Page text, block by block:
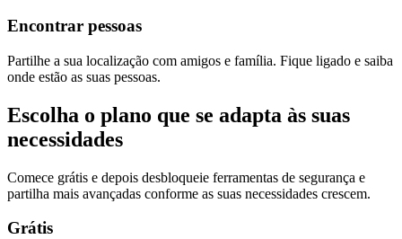
Encontrar pessoas
Partilhe a sua localização com amigos e família. Fique ligado e saiba
onde estão as suas pessoas.
Escolha o plano que se adapta às suas
necessidades
Comece grátis e depois desbloqueie ferramentas de segurança e
partilha mais avançadas conforme as suas necessidades crescem.
Grátis